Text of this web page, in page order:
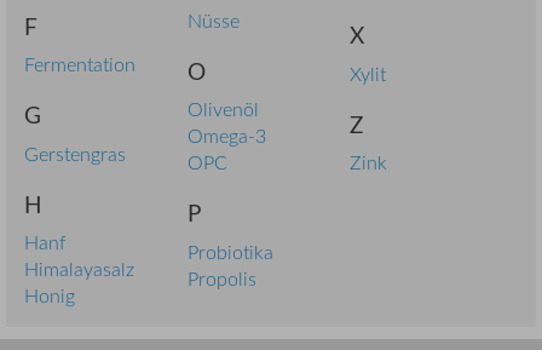
F
Fermentation
G
Gerstengras
H
Hanf
Himalayasalz
Honig
Nüsse
O
Olivenöl
Omega-3
OPC
P
Probiotika
Propolis
X
Xylit
Z
Zink